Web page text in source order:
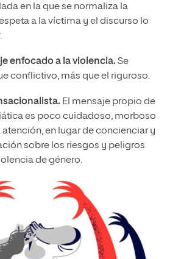
en la que se normaliza la
a la víctima y el discurso lo
enfocado a la violencia. Se
conflictivo, más que el riguroso.
El mensaje propio de
es poco cuidadoso, morboso
en lugar de concienciar y
sobre los riesgos y peligros
de género.